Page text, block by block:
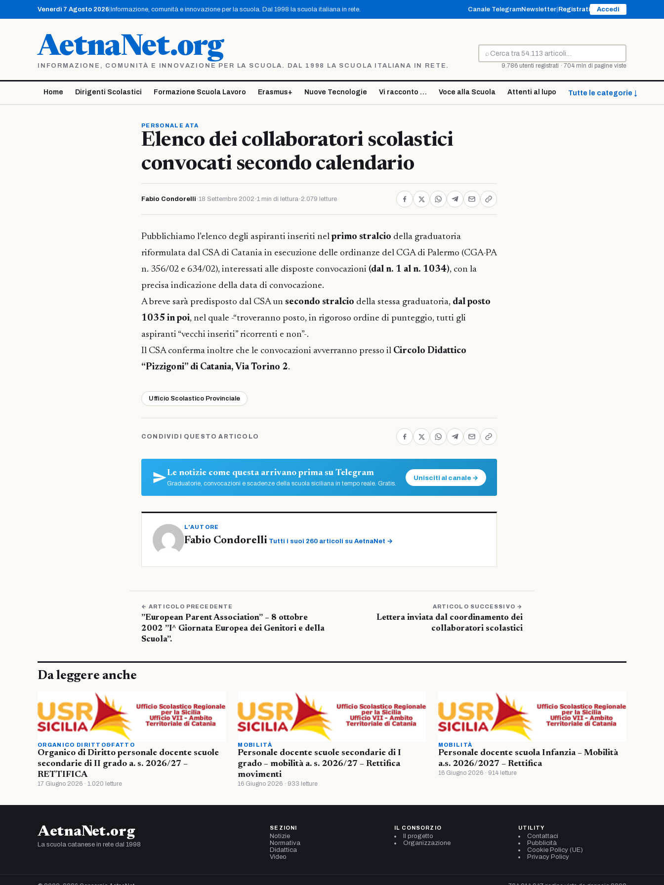
contenuto
Venerdì 7 Agosto 2026 Informazione, comunità e innovazione per la scuola. Dal 1998 la scuola italiana in rete. Canale TelegramNewsletter Registrati Accedi
AetnaNet.org
INFORMAZIONE, COMUNITÀ E INNOVAZIONE PER LA SCUOLA. DAL 1998 LA SCUOLA ITALIANA IN RETE.
⌕
Cerca
9.786 utenti registrati · 704 mln di pagine viste
Home Dirigenti Scolastici Formazione Scuola Lavoro Erasmus+ Nuove Tecnologie Vi racconto … Voce alla Scuola Attenti al lupo Tutte le categorie ↓
PERSONALE ATA
Elenco dei collaboratori scolastici
convocati secondo calendario
Fabio Condorelli ·18 Settembre 2002 ·1 min di lettura· 2.079 letture
Pubblichiamo l’elenco degli aspiranti inseriti nelprimo stralcio della graduatoria
riformulata dal CSA di Catania in esecuzione delle ordinanze del CGA di Palermo (CGA-PA
n. 356/02 e 634/02), interessati alle disposte convocazioni (dal n. 1 al n. 1034), con la
precisa indicazione della data di convocazione.
A breve sarà predisposto dal CSA un secondo stralcio della stessa graduatoria, dal posto
1035 in poi, nel quale -“troveranno posto, in rigoroso ordine di punteggio, tutti gli
aspiranti “vecchi inseriti” ricorrenti e non”-.
Il CSA conferma inoltre che le convocazioni avverranno presso il Circolo Didattico
“Pizzigoni” di Catania, Via Torino 2.
Ufficio Scolastico Provinciale
CONDIVIDI QUESTO ARTICOLO
Le notizie come questa arrivano prima su Telegram
Graduatorie, convocazioni e scadenze della scuola siciliana in tempo reale. Gratis.
Unisciti al canale →
L'AUTORE
Fabio Condorelli Tutti i suoi 260 articoli su AetnaNet →
← ARTICOLO PRECEDENTE
”European Parent Association” – 8 ottobre
2002 ”I^ Giornata Europea dei Genitori e della
Scuola”.
ARTICOLO SUCCESSIVO →
Lettera inviata dal coordinamento dei
collaboratori scolastici
Da leggere anche
ORGANICO DIRITTO&FATTO
Organico di Diritto personale docente scuole
secondarie di II grado a. s. 2026/27 –
RETTIFICA
17 Giugno 2026 · 1.020 letture
MOBILITÀ
Personale docente scuole secondarie di I
grado – mobilità a. s. 2026/27 – Rettifica
movimenti
16 Giugno 2026 · 933 letture
MOBILITÀ
Personale docente scuola Infanzia – Mobilità
a.s. 2026/2027 – Rettifica
16 Giugno 2026 · 914 letture
AetnaNet.org
La scuola catanese in rete dal 1998
SEZIONI
Notizie
Normativa
Didattica
Video
IL CONSORZIO
Il progetto
Organizzazione
UTILITY
Contattaci
Pubblicità
Cookie Policy (UE)
Privacy Policy